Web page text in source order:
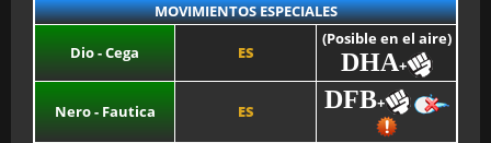
MOVIMIENTOS ESPECIALES
Dio - Cega ES
(Posible en el aire)
DHA+
Nero - Fautica ES DFB+